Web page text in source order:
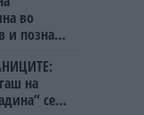
во
и познат
на
се